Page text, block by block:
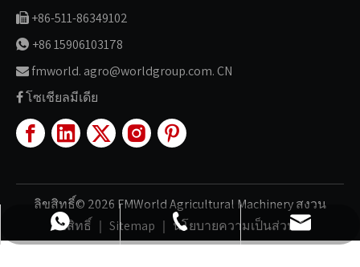
 +86-511-86349102
 +86 15906103178
fmworld. agro@worldgroup.com. CN
โซเชียลมีเดีย
+86 15906103178
+86-511-86349102
fmworld.agro@worldgroup.com.cn
ลิขสิทธิ์© 2026 FMWorld Agricultural Machinery สงวน
ลิขสิทธิ์ ｜ Sitemap ｜ นโยบายความเป็นส่วนตัว